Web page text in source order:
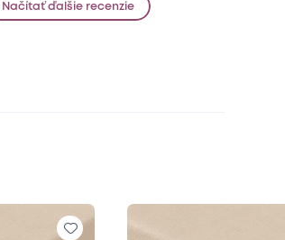
Načítať ďalšie recenzie